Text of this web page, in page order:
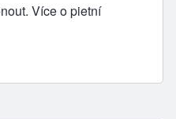
Více o pietní